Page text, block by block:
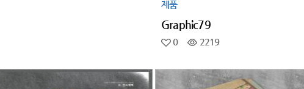
제품
Graphic79
0 2219